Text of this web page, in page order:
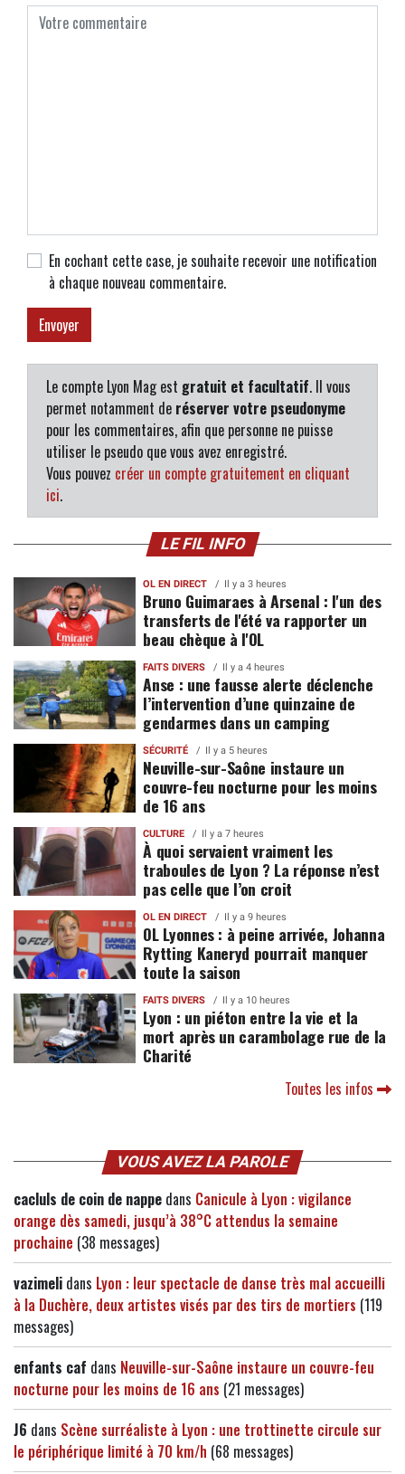
En cochant cette case, je souhaite recevoir une notification
à chaque nouveau commentaire.
Le compte Lyon Mag est gratuit et facultatif. Il vous
permet notamment de réserver votre pseudonyme
pour les commentaires, afin que personne ne puisse
utiliser le pseudo que vous avez enregistré.
Vous pouvez créer un compte gratuitement en cliquant
ici.
LE FIL INFO
OL EN DIRECT Il y a 3 heures
Bruno Guimaraes à Arsenal : l'un des
transferts de l'été va rapporter un
beau chèque à l'OL
FAITS DIVERS Il y a 4 heures
Anse : une fausse alerte déclenche
l’intervention d’une quinzaine de
gendarmes dans un camping
SÉCURITÉ Il y a 5 heures
Neuville-sur-Saône instaure un
couvre-feu nocturne pour les moins
de 16 ans
CULTURE Il y a 7 heures
À quoi servaient vraiment les
traboules de Lyon ? La réponse n’est
pas celle que l’on croit
OL EN DIRECT Il y a 9 heures
OL Lyonnes : à peine arrivée, Johanna
Rytting Kaneryd pourrait manquer
toute la saison
FAITS DIVERS Il y a 10 heures
Lyon : un piéton entre la vie et la
mort après un carambolage rue de la
Charité
Toutes les infos
VOUS AVEZ LA PAROLE
cacluls de coin de nappe dans Canicule à Lyon : vigilance
orange dès samedi, jusqu’à 38°C attendus la semaine
prochaine (38 messages)
vazimeli dans Lyon : leur spectacle de danse très mal accueilli
à la Duchère, deux artistes visés par des tirs de mortiers (119
messages)
enfants caf dans Neuville-sur-Saône instaure un couvre-feu
nocturne pour les moins de 16 ans (21 messages)
J6 dans Scène surréaliste à Lyon : une trottinette circule sur
le périphérique limité à 70 km/h (68 messages)